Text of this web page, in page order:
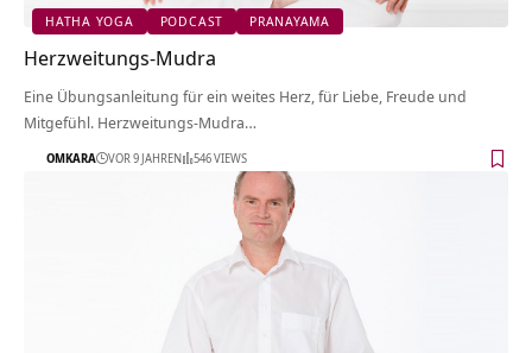
HATHA YOGA PODCAST PRANAYAMA
Herzweitungs-Mudra
Eine Übungsanleitung für ein weites Herz, für Liebe, Freude und
Mitgefühl. Herzweitungs-Mudra…
OMKARA VOR 9 JAHREN 546 VIEWS